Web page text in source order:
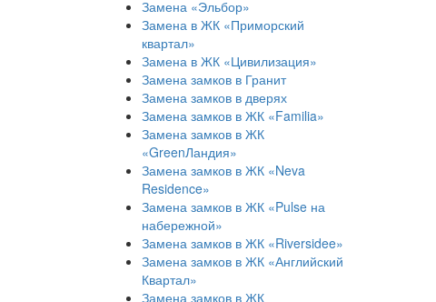
Замена «Эльбор»
Замена в ЖК «Приморский
квартал»
Замена в ЖК «Цивилизация»
Замена замков в Гранит
Замена замков в дверях
Замена замков в ЖК «Familia»
Замена замков в ЖК
«GreenЛандия»
Замена замков в ЖК «Neva
Residence»
Замена замков в ЖК «Pulse на
набережной»
Замена замков в ЖК «Riversidee»
Замена замков в ЖК «Английский
Квартал»
Замена замков в ЖК